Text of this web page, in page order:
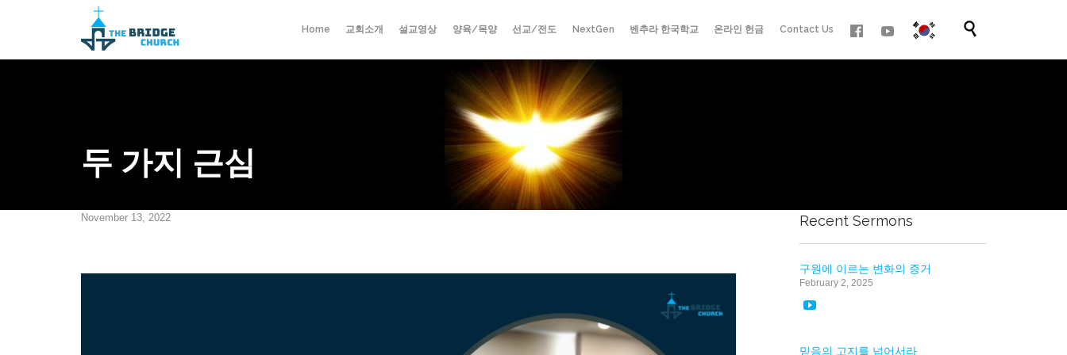
Home 교회소개 설교영상 양육/목양 선교/전도 NextGen 벤추라 한국학교 온라인 헌금 Contact Us 
두 가지 근심
November 13, 2022 Recent Sermons
구원에 이르는 변화의 증거
February 2, 2025

믿음의 고지를 넘어서라